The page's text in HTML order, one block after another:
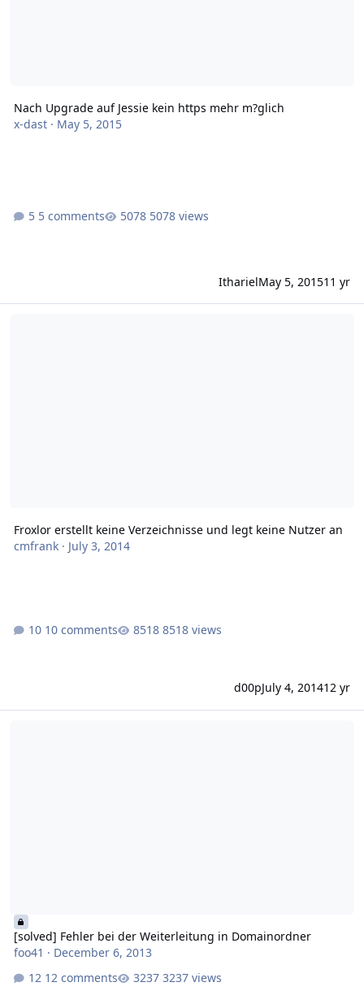
Nach Upgrade auf Jessie kein https mehr m?glich
x-dast· May 5, 2015
5 comments 5078 views
ItharielMay 5, 201511 yr
Froxlor erstellt keine Verzeichnisse und legt keine Nutzer an
cmfrank· July 3, 2014
10 comments 8518 views
d00pJuly 4, 201412 yr
[solved] Fehler bei der Weiterleitung in Domainordner
foo41 · December 6, 2013
12 comments
3237 views